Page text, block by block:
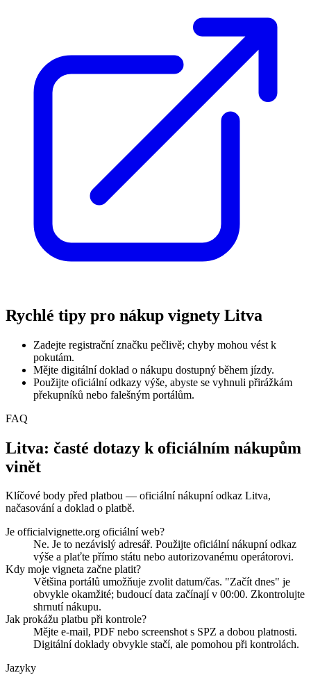
Rychlé tipy pro nákup vignety Litva
Zadejte registrační značku pečlivě; chyby mohou vést k
pokutám.
Mějte digitální doklad o nákupu dostupný během jízdy.
Použijte oficiální odkazy výše, abyste se vyhnuli přirážkám
překupníků nebo falešným portálům.
FAQ
Litva: časté dotazy k oficiálním nákupům
vinět
Klíčové body před platbou — oficiální nákupní odkaz Litva,
načasování a doklad o platbě.
Je officialvignette.org oficiální web?
Ne. Je to nezávislý adresář. Použijte oficiální nákupní odkaz
výše a plaťte přímo státu nebo autorizovanému operátorovi.
Kdy moje vigneta začne platit?
Většina portálů umožňuje zvolit datum/čas. "Začít dnes" je
obvykle okamžité; budoucí data začínají v 00:00. Zkontrolujte
shrnutí nákupu.
Jak prokážu platbu při kontrole?
Mějte e‑mail, PDF nebo screenshot s SPZ a dobou platnosti.
Digitální doklady obvykle stačí, ale pomohou při kontrolách.
Jazyky